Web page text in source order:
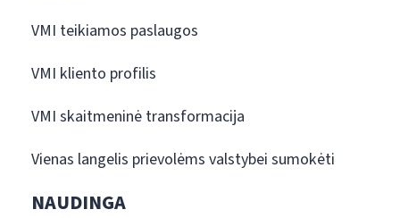
VMI teikiamos paslaugos
VMI kliento profilis
VMI skaitmeninė transformacija
Vienas langelis prievolėms valstybei sumokėti
NAUDINGA